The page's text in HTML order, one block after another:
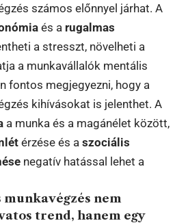
számos előnnyel járhat. A
és a rugalmas
a stresszt, növelheti a
a munkavállalók mentális
fontos megjegyezni, hogy a
kihívásokat is jelenthet. A
a munka és a magánélet között,
érzése és a szociális
negatív hatással lehet a
nem
trend, hanem egy